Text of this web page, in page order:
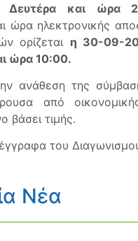
Δευτέρα και ώρα
ώρα ηλεκτρονικής
ορίζεται η 30-09-
ώρα 10:00.
ανάθεση της
από
βάσει τιμής.
του
Νέα